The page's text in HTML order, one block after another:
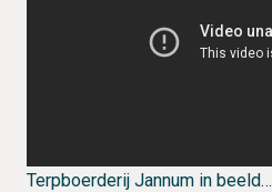
Terpboerderij Jannum in beeld…